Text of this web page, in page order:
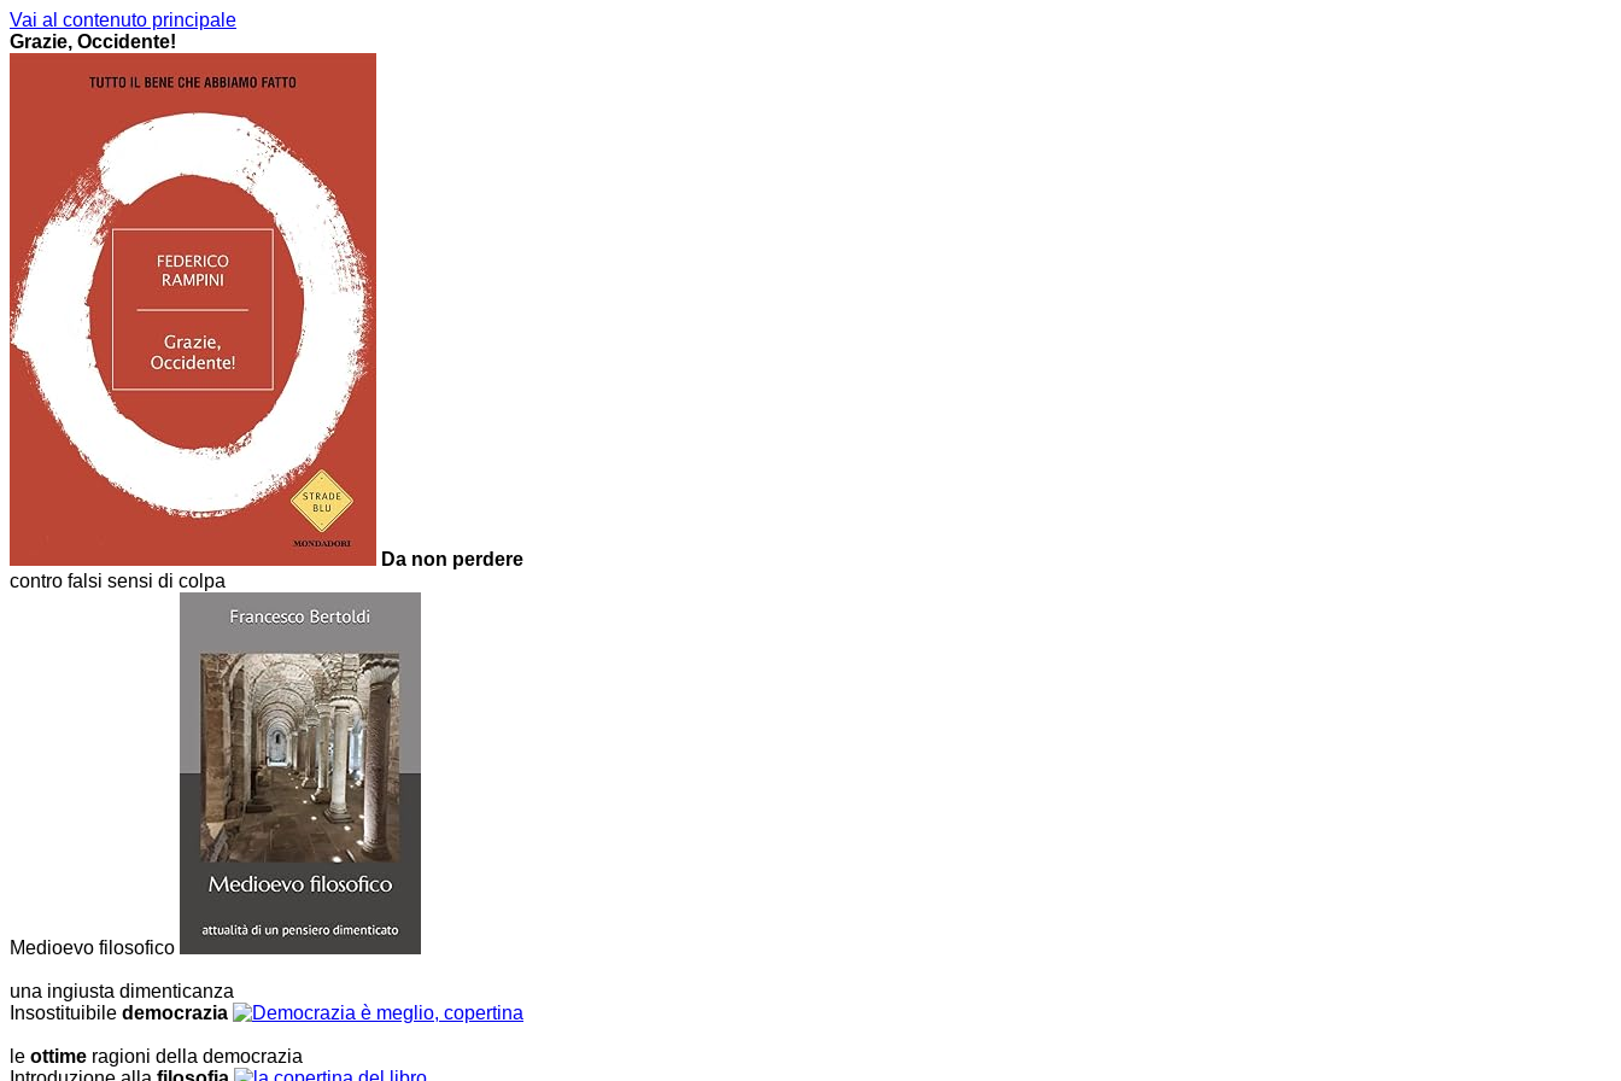
Vai al contenuto principale
Grazie, Occidente!
Da non perdere
contro falsi sensi di colpa
Medioevo filosofico
una ingiusta dimenticanza
Insostituibile democrazia
le ottime ragioni della democrazia